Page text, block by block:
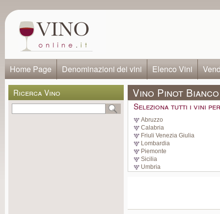
Home Page Denominazioni dei vini Elenco Vini
Ricerca Vino Vino Pinot
Seleziona tutti i vini
Abruzzo
Calabria
Friuli Venezia Giulia
Lombardia
Piemonte
Sicilia
Umbria